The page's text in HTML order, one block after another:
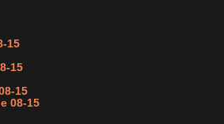
15
15
15
08-15